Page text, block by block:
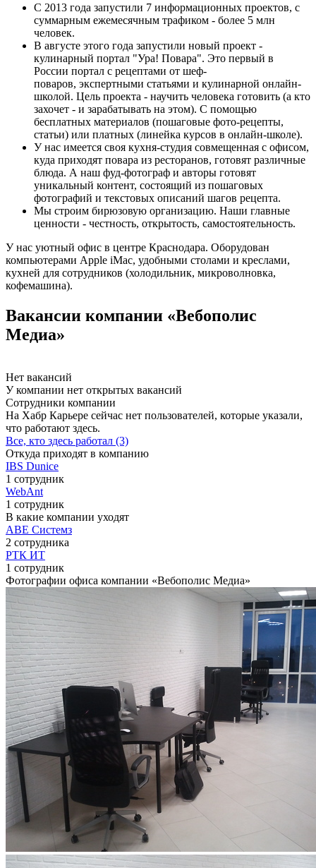
С 2013 года запустили 7 информационных проектов, с
суммарным ежемесячным трафиком - более 5 млн
человек.
В августе этого года запустили новый проект -
кулинарный портал "Ура! Повара". Это первый в
России портал с рецептами от шеф-
поваров, экспертными статьями и кулинарной онлайн-
школой. Цель проекта - научить человека готовить (а кто
захочет - и зарабатывать на этом). С помощью
бесплатных материалов (пошаговые фото-рецепты,
статьи) или платных (линейка курсов в онлайн-школе).
У нас имеется своя кухня-студия совмещенная с офисом,
куда приходят повара из ресторанов, готовят различные
блюда. А наш фуд-фотограф и авторы готовят
уникальный контент, состоящий из пошаговых
фотографий и текстовых описаний шагов рецепта.
Мы строим бирюзовую организацию. Наши главные
ценности - честность, открытость, самостоятельность.
У нас уютный офис в центре Краснодара. Оборудован
компьютерами Apple iMac, удобными столами и креслами,
кухней для сотрудников (холодильник, микроволновка,
кофемашина).
Вакансии компании «Вебополис
Медиа»
Нет вакансий
У компании нет открытых вакансий
Сотрудники компании
На Хабр Карьере сейчас нет пользователей, которые указали,
что работают здесь.
Все, кто здесь работал (3)
Откуда приходят в компанию
IBS Dunice
1 сотрудник
WebAnt
1 сотрудник
В какие компании уходят
АВЕ Системз
2 сотрудника
РТК ИТ
1 сотрудник
Фотографии офиса компании «Вебополис Медиа»